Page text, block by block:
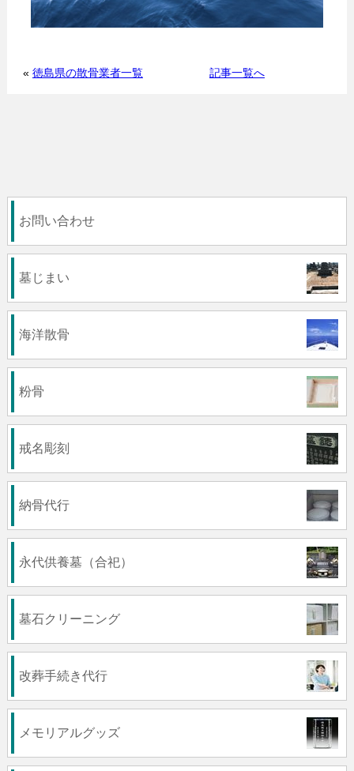
« 徳島県の散骨業者一覧 記事一覧へ
お問い合わせ
墓じまい
海洋散骨
粉骨
戒名彫刻
納骨代行
永代供養墓（合祀）
墓石クリーニング
改葬手続き代行
メモリアルグッズ